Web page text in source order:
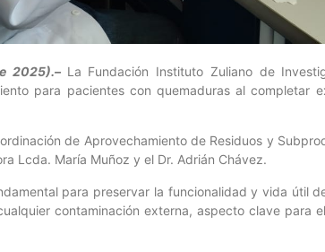
2025).– La Fundación Instituto Zuliano de
para pacientes con quemaduras al completar
de Aprovechamiento de Residuos y
Lcda. María Muñoz y el Dr. Adrián Chávez.
para preservar la funcionalidad y vida útil
contaminación externa, aspecto clave para